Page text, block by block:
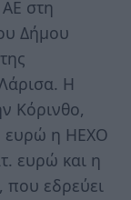
στη
Δήμου
Η
Κόρινθο,
ευρώ η HEXO
ευρώ και η
εδρεύει